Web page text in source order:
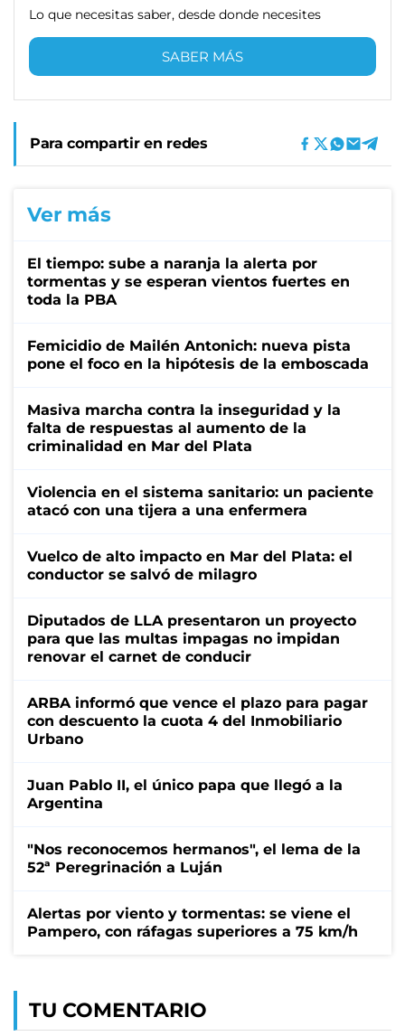
Lo que necesitas saber, desde donde necesites
SABER MÁS
Para compartir en redes
Ver más
El tiempo: sube a naranja la alerta por
tormentas y se esperan vientos fuertes en
toda la PBA
Femicidio de Mailén Antonich: nueva pista
pone el foco en la hipótesis de la emboscada
Masiva marcha contra la inseguridad y la
falta de respuestas al aumento de la
criminalidad en Mar del Plata
Violencia en el sistema sanitario: un paciente
atacó con una tijera a una enfermera
Vuelco de alto impacto en Mar del Plata: el
conductor se salvó de milagro
Diputados de LLA presentaron un proyecto
para que las multas impagas no impidan
renovar el carnet de conducir
ARBA informó que vence el plazo para pagar
con descuento la cuota 4 del Inmobiliario
Urbano
Juan Pablo II, el único papa que llegó a la
Argentina
"Nos reconocemos hermanos", el lema de la
52ª Peregrinación a Luján
Alertas por viento y tormentas: se viene el
Pampero, con ráfagas superiores a 75 km/h
TU COMENTARIO